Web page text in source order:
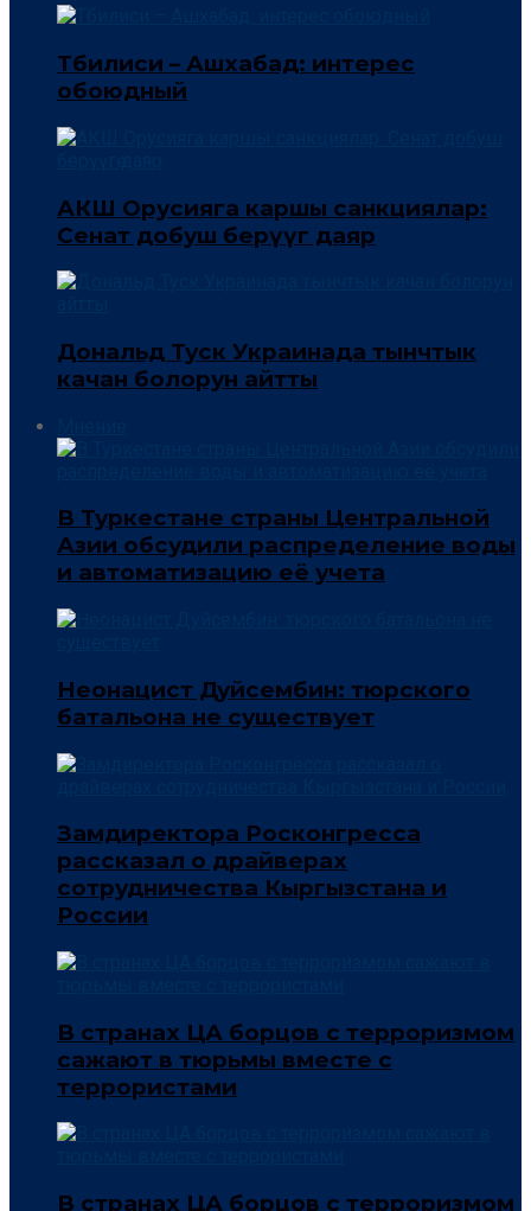
Тбилиси – Ашхабад: интерес
обоюдный
АКШ Орусияга каршы санкциялар:
Сенат добуш берүүгө даяр
Дональд Туск Украинада тынчтык
качан болорун айтты
В Туркестане страны Центральной
Азии обсудили распределение воды
и автоматизацию её учета
Неонацист Дуйсембин: тюрского
батальона не существует
Замдиректора Росконгресса
рассказал о драйверах
сотрудничества Кыргызстана и
России
В странах ЦА борцов с терроризмом
сажают в тюрьмы вместе с
террористами
В странах ЦА борцов с терроризмом